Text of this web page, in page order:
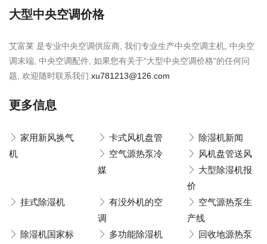
大型中央空调价格
艾富莱 是专业中央空调供应商, 我们专业生产中央空调主机, 中央空
调末端, 中央空调配件, 如果您有关于"大型中央空调价格"的任何问
题, 欢迎随时联系我们. xu781213@126.com
更多信息
家用新风换气
机
卡式风机盘管
除湿机新闻
空气源热泵冷
媒
风机盘管送风
大型除湿机报
价
挂式除湿机
有没外机的空
调
空气源热泵生
产线
除湿机国家标
多功能除湿机
回收地源热泵